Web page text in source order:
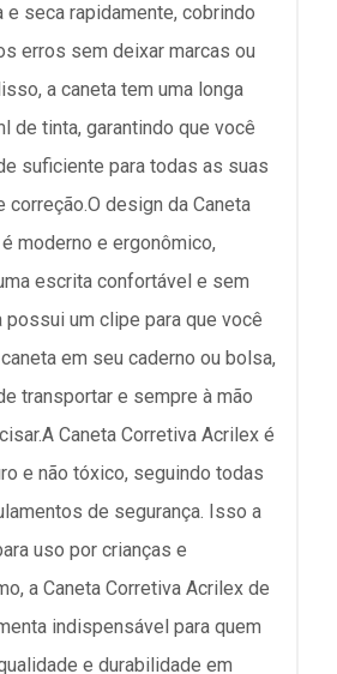
e seca rapidamente, cobrindo
erros sem deixar marcas ou
a caneta tem uma longa
de tinta, garantindo que você
suficiente para todas as suas
design da Caneta
moderno e ergonômico,
escrita confortável e sem
possui um clipe para que você
em seu caderno ou bolsa,
transportar e sempre à mão
Caneta Corretiva Acrilex é
e não tóxico, seguindo todas
de segurança. Isso a
uso por crianças e
a Caneta Corretiva Acrilex de
indispensável para quem
e durabilidade em